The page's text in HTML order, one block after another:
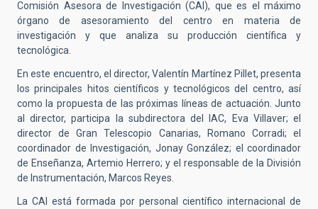
Comisión Asesora de Investigación (CAI), que es el máximo
órgano de asesoramiento del centro en materia de
investigación y que analiza su producción científica y
tecnológica.
En este encuentro, el director, Valentín Martínez Pillet, presenta
los principales hitos científicos y tecnológicos del centro, así
como la propuesta de las próximas líneas de actuación. Junto
al director, participa la subdirectora del IAC, Eva Villaver; el
director de Gran Telescopio Canarias, Romano Corradi; el
coordinador de Investigación, Jonay González; el coordinador
de Enseñanza, Artemio Herrero; y el responsable de la División
de Instrumentación, Marcos Reyes.
La CAI está formada por personal científico internacional de